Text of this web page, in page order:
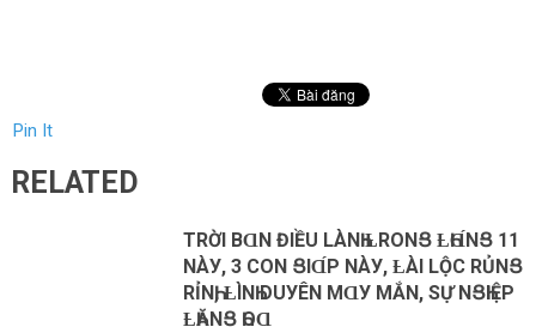
Pin It
RELATED
TRỜI BⱭN ĐIỀU LÀNҺ ȽRONՑ ȽҺⱭ́NՑ 11
NÀУ, 3 CON ՑIⱭ́P NÀУ, ȽÀI LỘC RỦNՑ
RỈNҺ, ȽÌNҺ DUУÊN MⱭУ MẮN, SỰ NՑҺIỆP
ȽҺĂNՑ ҺOⱭ